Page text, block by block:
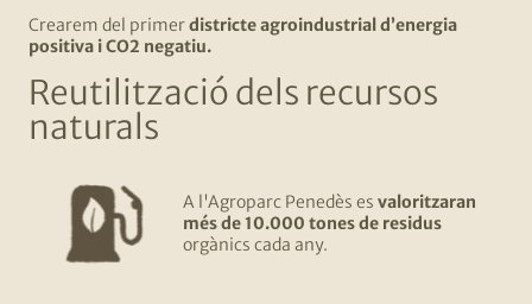
Crearem del primerdistricte agroindustrial d’energia
positiva i CO2 negatiu.
Reutilització dels recursos
naturals
A l'Agroparc Penedès es valoritzaran
més de 10.000 tones de residus
orgànics cada any.